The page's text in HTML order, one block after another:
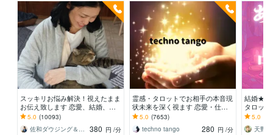
スッキリお悩み解決！視えたまま
お伝え致します 恋愛、結婚、人
間関係、仕事、人生、ペットの気
持ち等◎祈願付き
5.0 (10093)
佐和ダウジング＆スピリットメンター
380 円 /分
霊感・タロットでお相手の本音現
状未来を深く視ます 恋愛・仕
事・家族・人間関係の本質を見抜
きスピード解決へ
5.0 (7653)
techno tango
280 円 /分
結婚★あ
タロッ
アプリ/
お見合
5.0